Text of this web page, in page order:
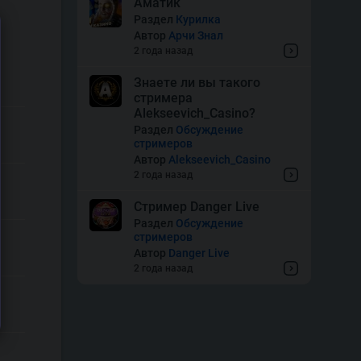
Раздел Курилка
Автор Арчи Знал
2 года назад
Знаете ли вы такого
стримера
Alekseevich_Casino?
Раздел Обсуждение
стримеров
Автор Alekseevich_Casino
2 года назад
Стример Danger Live
Раздел Обсуждение
стримеров
Автор Danger Live
2 года назад